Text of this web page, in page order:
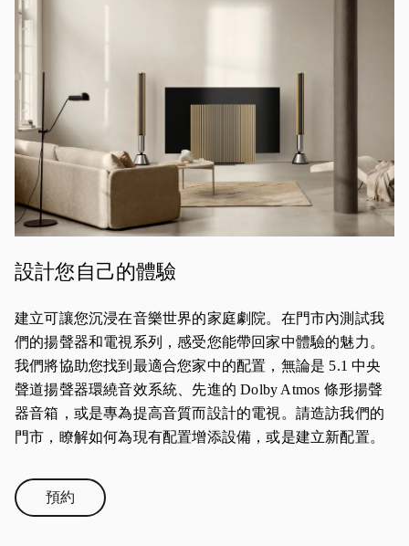
設計您自己的體驗
建立可讓您沉浸在音樂世界的家庭劇院。在門市內測試我
們的揚聲器和電視系列，感受您能帶回家中體驗的魅力。
我們將協助您找到最適合您家中的配置，無論是 5.1 中央
聲道揚聲器環繞音效系統、先進的 Dolby Atmos 條形揚聲
器音箱，或是專為提高音質而設計的電視。請造訪我們的
門市，瞭解如何為現有配置增添設備，或是建立新配置。
預約Link Opens in New Tab